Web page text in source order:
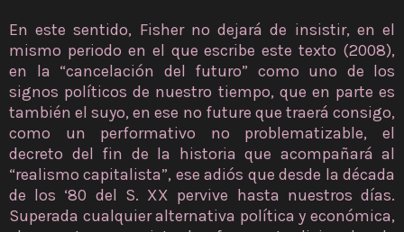
En este sentido, Fisher no dejará de insistir, en el
mismo periodo en el que escribe este texto (2008),
en la “cancelación del futuro” como uno de los
signos políticos de nuestro tiempo, que en parte es
también el suyo, en ese no future que traerá consigo,
como un performativo no problematizable, el
decreto del fin de la historia que acompañará al
“realismo capitalista”, ese adiós que desde la década
de los ‘80 del S. XX pervive hasta nuestros días.
Superada cualquier alternativa política y económica,